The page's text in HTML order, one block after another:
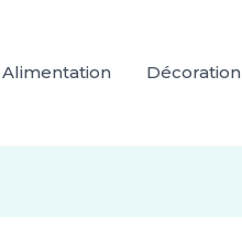
Alimentation Décoration